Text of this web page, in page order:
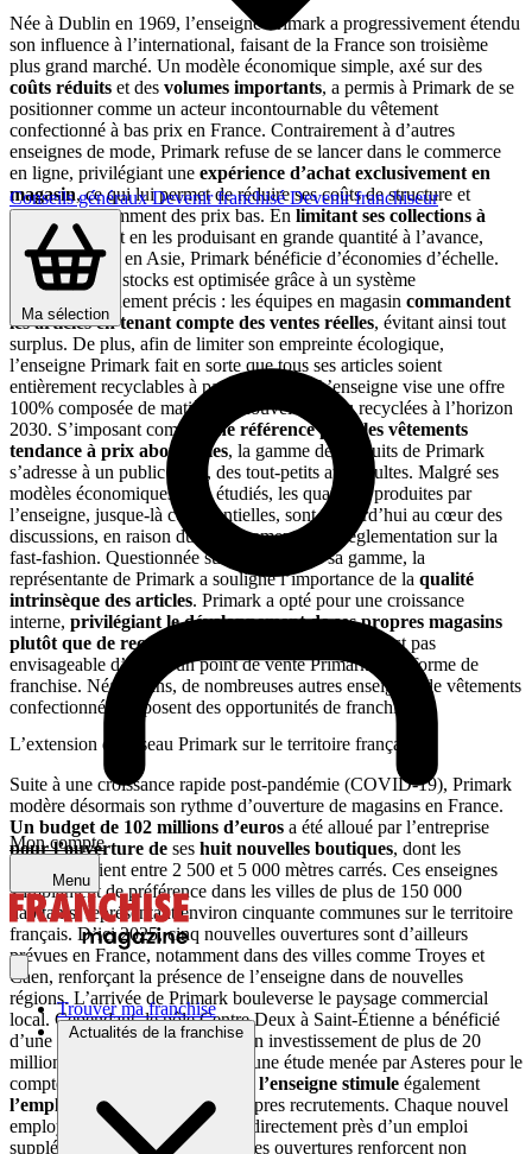
Conseils générauxDevenir franchiséDevenir franchiseur
Ma sélection
Mon compte
Menu
Trouver ma franchise
Actualités de la franchise
Née à Dublin en 1969, l’enseigne Primark a progressivement étendu
son influence à l’international, faisant de la France son troisième
plus grand marché. Un modèle économique simple, axé sur des
coûts réduits et des volumes importants, a permis à Primark de se
positionner comme un acteur incontournable du vêtement
confectionné à bas prix en France. Contrairement à d’autres
enseignes de mode, Primark refuse de se lancer dans le commerce
en ligne, privilégiant une expérience d’achat exclusivement en
magasin, ce qui lui permet de réduire ses coûts de structure et
d’offrir constamment des prix bas. En limitant ses collections à
deux par an
et en les produisant en grande quantité à l’avance,
principalement en Asie, Primark bénéficie d’économies d’échelle.
La gestion des stocks est optimisée grâce à un système
d’approvisionnement précis : les équipes en magasin commandent
les articles en tenant compte des ventes réelles, évitant ainsi tout
surplus. De plus, afin de limiter son empreinte écologique,
l’enseigne Primark fait en sorte que tous ses articles soient
entièrement recyclables à partir de 2027. L’enseigne vise une offre
100% composée de matières renouvelables ou recyclées à l’horizon
2030. S’imposant comme
une référence pour les vêtements
tendance à prix abordables, la gamme de produits de Primark
s’adresse à un public varié, des tout-petits aux adultes. Malgré ses
modèles économiques bien étudiés, les quantités produites par
l’enseigne, jusque-là confidentielles, sont aujourd’hui au cœur des
discussions, en raison du durcissement de la réglementation sur la
fast-fashion. Questionnée sur l’étendue de sa gamme, la
représentante de Primark a souligné l’importance de la qualité
intrinsèque des articles. Primark a opté pour une croissance
interne, privilégiant le développementde ses propres magasins
plutôt que de recourir à la franchise
. Ainsi, il n’est pas
envisageable d’ouvrir un point de vente Primark sous forme de
franchise. Néanmoins, de nombreuses autres enseignes de vêtements
confectionnés proposent des opportunités de franchise.
L’extension du réseau Primark sur le territoire français
Suite à une croissance rapide post-pandémie (COVID-19), Primark
modère désormais son rythme d’ouverture de magasins en France.
Un budget de 102 millions d’euros a été alloué par l’entreprise
pour l’ouverture de ses huit nouvelles boutiques, dont les
surfaces varient entre 2 500 et 5 000 mètres carrés. Ces enseignes
s’implantent de préférence dans les villes de plus de 150 000
habitants, représentant environ cinquante communes sur le territoire
français. D’ici 2025, cinq nouvelles ouvertures sont d’ailleurs
prévues en France, notamment dans des villes comme Troyes et
Caen, renforçant la présence de l’enseigne dans de nouvelles
régions. L’arrivée de Primark bouleverse le paysage commercial
local. Cependant, le pôle Centre Deux à Saint-Étienne a bénéficié
d’une refonte complète grâce à un investissement de plus de 20
millions d’euros. Les résultats d’une étude menée par Asteres pour le
compte de la chaîne révèlent que l’enseigne stimule également
l’emploi localau-delà de ses propres recrutements. Chaque nouvel
employé chez Primark génère indirectement près d’un emploi
supplémentaire dans la région. Ces ouvertures renforcent non